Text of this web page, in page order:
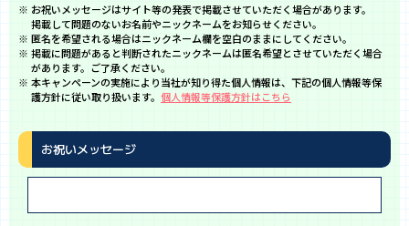
お祝いメッセージはサイト等の発表で掲載させていただく場合があります。
掲載して問題のないお名前やニックネームをお知らせください。
匿名を希望される場合はニックネーム欄を空白のままにしてください。
掲載に問題があると判断されたニックネームは匿名希望とさせていただく場合
があります。ご了承ください。
本キャンペーンの実施により当社が知り得た個人情報は、下記の個人情報等保
護方針に従い取り扱います。 個人情報等保護方針はこちら
お祝いメッセージ